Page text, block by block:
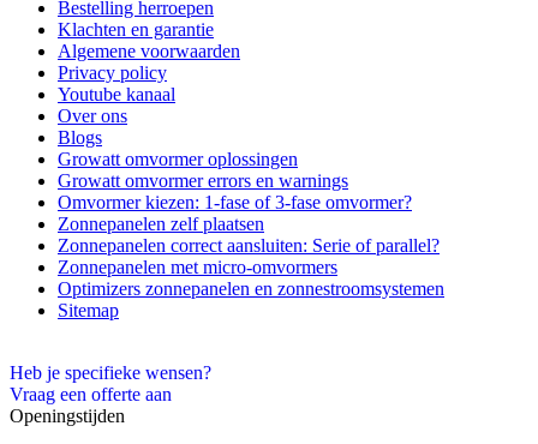
Bestelling herroepen
Klachten en garantie
Algemene voorwaarden
Privacy policy
Youtube kanaal
Over ons
Blogs
Growatt omvormer oplossingen
Growatt omvormer errors en warnings
Omvormer kiezen: 1-fase of 3-fase omvormer?
Zonnepanelen zelf plaatsen
Zonnepanelen correct aansluiten: Serie of parallel?
Zonnepanelen met micro-omvormers
Optimizers zonnepanelen en zonnestroomsystemen
Sitemap
Heb je specifieke wensen?
Vraag een offerte aan
Openingstijden